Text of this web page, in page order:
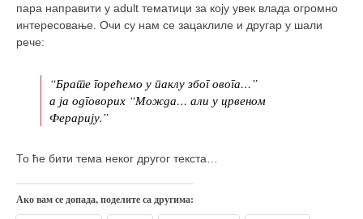
пара направити у adult тематици за коју увек влада огромно
интересовање. Очи су нам се зацаклиле и другар у шали
рече:
“Брате горећемо у паклу због овога…”
а ја одговорих “Можда… али у црвеном
Ферарију.”
То ће бити тема неког другог текста…
Ако вам се допада, поделите са другима: